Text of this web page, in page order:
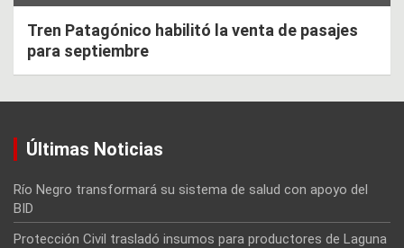
Tren Patagónico habilitó la venta de pasajes
para septiembre
Últimas Noticias
Río Negro transformará su sistema de salud con apoyo del
BID
Protección Civil trasladó insumos para productores de Laguna